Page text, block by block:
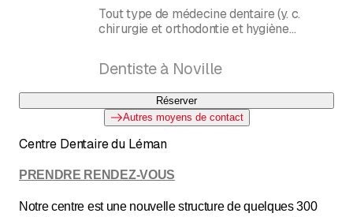
Tout type de médecine dentaire (y. c.
chirurgie et orthodontie et hygiène
Dentiste à Noville
Réserver
Autres moyens de contact
Centre Dentaire du Léman
PRENDRE RENDEZ-VOUS
Notre centre est une nouvelle structure de quelques 300